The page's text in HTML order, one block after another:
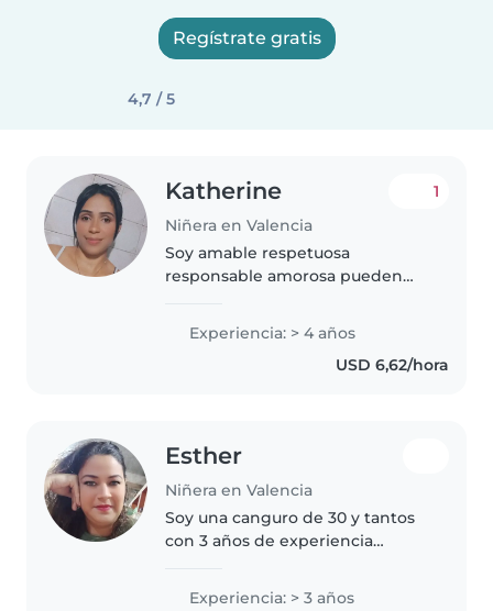
Regístrate gratis
4,7 / 5
Katherine
Niñera en Valencia
1
Soy amable respetuosa
responsable amorosa pueden
pero también soy muy sensible
jajaja llorona me gusta echar
broma en mi momento libre y
Experiencia: > 4 años
USD 6,62/hora
Esther
Niñera en Valencia
Soy una canguro de 30 y tantos
con 3 años de experiencia
Experiencia: > 3 años